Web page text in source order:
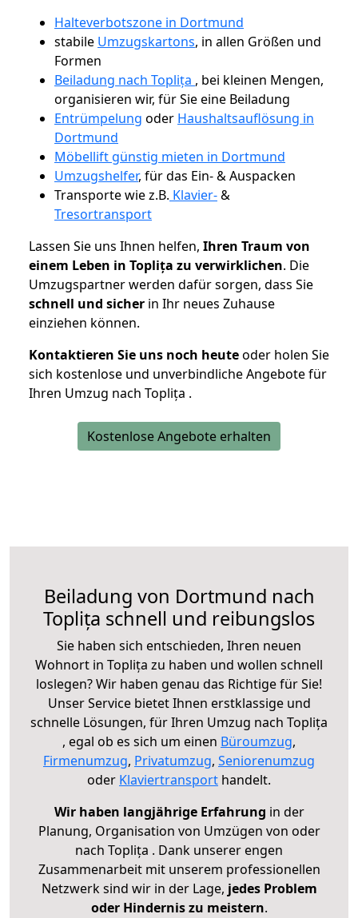
Halteverbotszone in Dortmund
stabile Umzugskartons, in allen Größen und
Formen
Beiladung nach Toplița , bei kleinen Mengen,
organisieren wir, für Sie eine Beiladung
Entrümpelung oder Haushaltsauflösung in
Dortmund
Möbellift günstig mieten in Dortmund
Umzugshelfer, für das Ein- & Auspacken
Transporte wie z.B. Klavier-&
Tresortransport
Lassen Sie uns Ihnen helfen, Ihren Traum von
einem Leben in Toplița zu verwirklichen. Die
Umzugspartner werden dafür sorgen, dass Sie
schnell und sicher in Ihr neues Zuhause
einziehen können.
Kontaktieren Sie uns noch heuteoder holen Sie
sich kostenlose und unverbindliche Angebote für
Ihren Umzug nach Toplița .
Kostenlose Angebote erhalten
Beiladung von Dortmund nach
Toplița schnell und reibungslos
Sie haben sich entschieden, Ihren neuen
Wohnort in Toplița zu haben und wollen schnell
loslegen? Wir haben genau das Richtige für Sie!
Unser Service bietet Ihnen erstklassige und
schnelle Lösungen, für Ihren Umzug nach Toplița
, egal ob es sich um einen Büroumzug,
Firmenumzug, Privatumzug, Seniorenumzug
oder Klaviertransport handelt.
Wir haben langjährige Erfahrung in der
Planung, Organisation von Umzügen von oder
nach Toplița . Dank unserer engen
Zusammenarbeit mit unserem professionellen
Netzwerk sind wir in der Lage, jedes Problem
oder Hindernis zu meistern.